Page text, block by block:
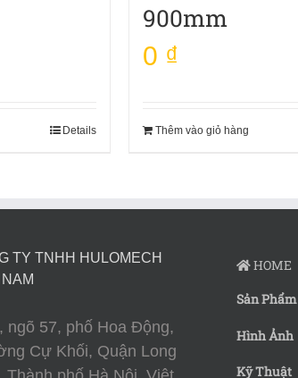
Details
900mm
0 ₫
Thêm vào giỏ hàng
TY TNHH HULOMECH
ngõ 57, phố Hoa Động,
Cự Khối, Quận Long
HOME
Sản Phẩm
Hình Ảnh
Kỹ Thuật